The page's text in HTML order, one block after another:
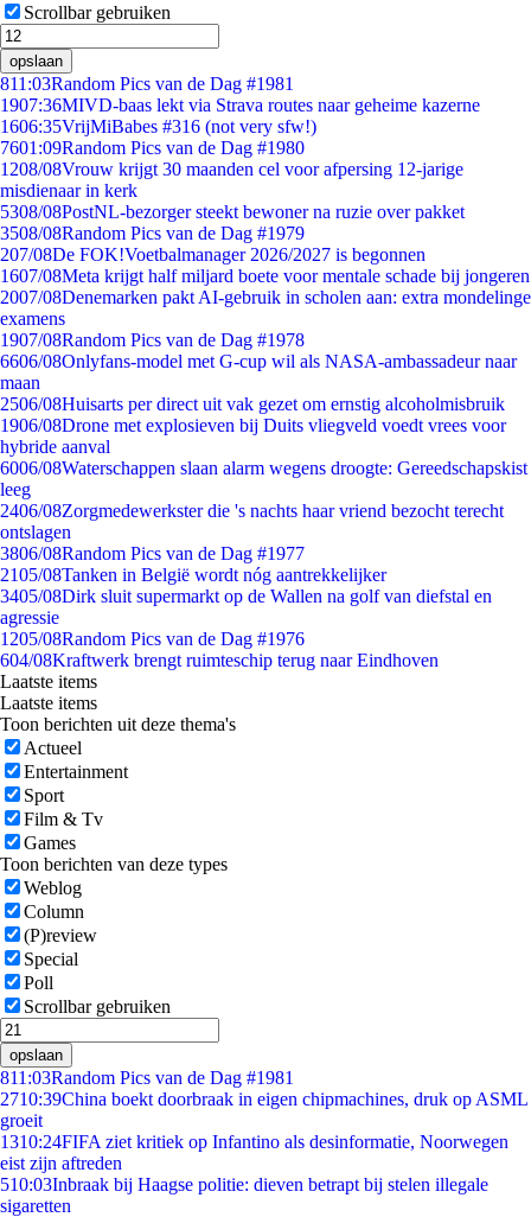
Scrollbar gebruiken
opslaan
811:03Random Pics van de Dag #1981
1907:36MIVD-baas lekt via Strava routes naar geheime kazerne
1606:35VrijMiBabes #316 (not very sfw!)
7601:09Random Pics van de Dag #1980
1208/08Vrouw krijgt 30 maanden cel voor afpersing 12-jarige
misdienaar in kerk
5308/08PostNL-bezorger steekt bewoner na ruzie over pakket
3508/08Random Pics van de Dag #1979
207/08De FOK!Voetbalmanager 2026/2027 is begonnen
1607/08Meta krijgt half miljard boete voor mentale schade bij jongeren
2007/08Denemarken pakt AI-gebruik in scholen aan: extra mondelinge
examens
1907/08Random Pics van de Dag #1978
6606/08Onlyfans-model met G-cup wil als NASA-ambassadeur naar
maan
2506/08Huisarts per direct uit vak gezet om ernstig alcoholmisbruik
1906/08Drone met explosieven bij Duits vliegveld voedt vrees voor
hybride aanval
6006/08Waterschappen slaan alarm wegens droogte: Gereedschapskist
leeg
2406/08Zorgmedewerkster die 's nachts haar vriend bezocht terecht
ontslagen
3806/08Random Pics van de Dag #1977
2105/08Tanken in België wordt nóg aantrekkelijker
3405/08Dirk sluit supermarkt op de Wallen na golf van diefstal en
agressie
1205/08Random Pics van de Dag #1976
604/08Kraftwerk brengt ruimteschip terug naar Eindhoven
Laatste items
Laatste items
Toon berichten uit deze thema's
Actueel
Entertainment
Sport
Film & Tv
Games
Toon berichten van deze types
Weblog
Column
(P)review
Special
Poll
Scrollbar gebruiken
opslaan
811:03Random Pics van de Dag #1981
2710:39China boekt doorbraak in eigen chipmachines, druk op ASML
groeit
1310:24FIFA ziet kritiek op Infantino als desinformatie, Noorwegen
eist zijn aftreden
510:03Inbraak bij Haagse politie: dieven betrapt bij stelen illegale
sigaretten